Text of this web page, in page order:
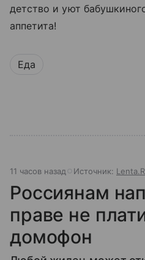
детство и уют
аппетита!
Еда
11 часов назад Источник:
Россиянам
праве не
домофон